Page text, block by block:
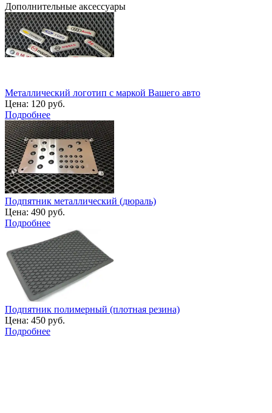
Дополнительные аксессуары
Металлический логотип с маркой Вашего авто
Цена: 120 руб.
Подробнее
Подпятник металлический (дюраль)
Цена: 490 руб.
Подробнее
Подпятник полимерный (плотная резина)
Цена: 450 руб.
Подробнее